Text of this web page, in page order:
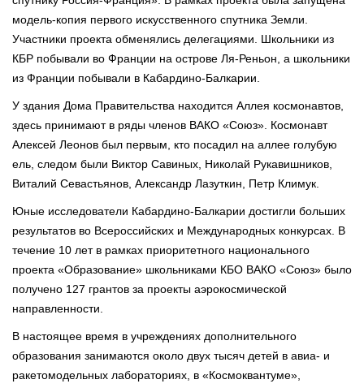
модель-копия первого искусственного спутника Земли.
Участники проекта обменялись делегациями. Школьники из
КБР побывали во Франции на острове Ля-Реньон, а школьники
из Франции побывали в Кабардино-Балкарии.
У здания Дома Правительства находится Аллея космонавтов,
здесь принимают в ряды членов ВАКО «Союз». Космонавт
Алексей Леонов был первым, кто посадил на аллее голубую
ель, следом были Виктор Савиных, Николай Рукавишников,
Виталий Севастьянов, Александр Лазуткин, Петр Климук.
Юные исследователи Кабардино-Балкарии достигли больших
результатов во Всероссийских и Международных конкурсах. В
течение 10 лет в рамках приоритетного национального
проекта «Образование» школьниками КБО ВАКО «Союз» было
получено 127 грантов за проекты аэрокосмической
направленности.
В настоящее время в учреждениях дополнительного
образования занимаются около двух тысяч детей в авиа- и
ракетомодельных лабораториях, в «Космоквантуме»,